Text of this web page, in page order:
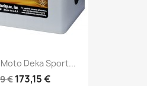
Deka Sport...
€ 173,15 €